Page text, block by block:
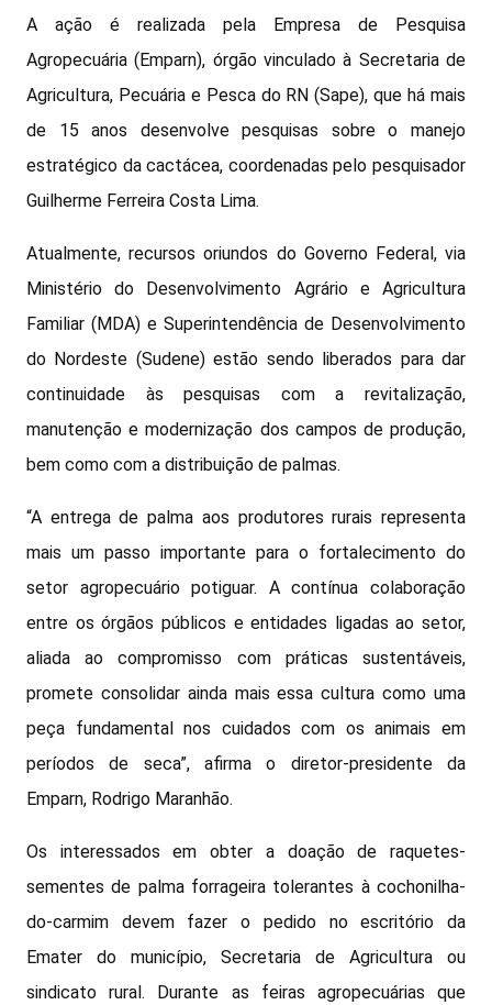
A ação é realizada pela Empresa de Pesquisa
Agropecuária (Emparn), órgão vinculado à Secretaria de
Agricultura, Pecuária e Pesca do RN (Sape), que há mais
de 15 anos desenvolve pesquisas sobre o manejo
estratégico da cactácea, coordenadas pelo pesquisador
Guilherme Ferreira Costa Lima.
Atualmente, recursos oriundos do Governo Federal, via
Ministério do Desenvolvimento Agrário e Agricultura
Familiar (MDA) e Superintendência de Desenvolvimento
do Nordeste (Sudene) estão sendo liberados para dar
continuidade às pesquisas com a revitalização,
manutenção e modernização dos campos de produção,
bem como com a distribuição de palmas.
“A entrega de palma aos produtores rurais representa
mais um passo importante para o fortalecimento do
setor agropecuário potiguar. A contínua colaboração
entre os órgãos públicos e entidades ligadas ao setor,
aliada ao compromisso com práticas sustentáveis,
promete consolidar ainda mais essa cultura como uma
peça fundamental nos cuidados com os animais em
períodos de seca”, afirma o diretor-presidente da
Emparn, Rodrigo Maranhão.
Os interessados em obter a doação de raquetes-
sementes de palma forrageira tolerantes à cochonilha-
do-carmim devem fazer o pedido no escritório da
Emater do município, Secretaria de Agricultura ou
sindicato rural. Durante as feiras agropecuárias que